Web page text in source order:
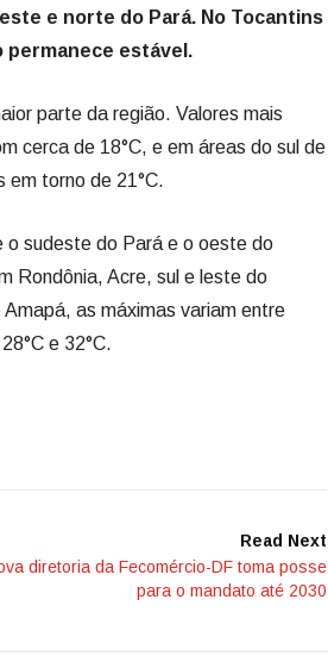
e norte do Pará. No Tocantins
permanece estável.
parte da região. Valores mais
cerca de 18°C, e em áreas do sul de
em torno de 21°C.
o sudeste do Pará e o oeste do
Rondônia, Acre, sul e leste do
as máximas variam entre
e 32°C.
Read Next
diretoria da Fecomércio-DF toma posse
para o mandato até 2030